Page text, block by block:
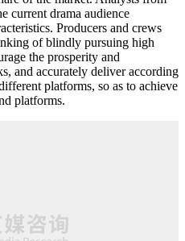
current drama audience
Producers and crews
of blindly pursuing high
the prosperity and
and accurately deliver according
platforms, so as to achieve
platforms.